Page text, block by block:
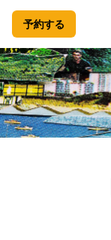
予約する